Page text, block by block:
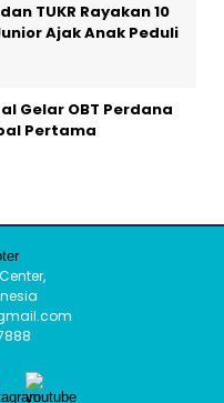
TUKR Rayakan 10
Ajak Anak Peduli
Gelar OBT Perdana
Pertama